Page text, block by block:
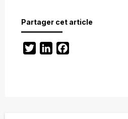
Partager cet article
TwitterLinkedIn